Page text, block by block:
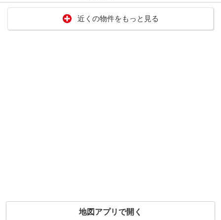
近くの物件をもっと見る
地図アプリで開く